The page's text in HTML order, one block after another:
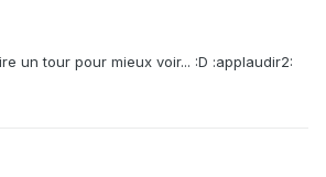
un tour pour mieux voir... :D :applaudir2: